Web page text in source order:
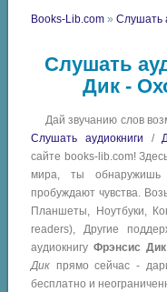
Books-Lib.com »Слушать
Слушать
Дик -
Дай звучанию слов
Слушать аудиокниги /
сайте books-lib.com!
мира, ты обнаружишь
пробуждают чувства.
Планшеты, Ноутбуки,
readers), Другие
аудиокнигуФрэнсис
Дик прямо сейчас -
бесплатно и